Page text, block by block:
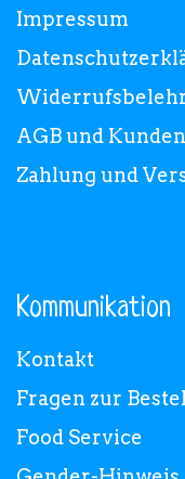
Impressum
AGB und
Zahlung und
Kommunikation
Kontakt
Fragen zur
Food Service